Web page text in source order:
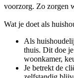
voorzorg. Zo zorgen
Wat je doet als
Als
thuis. Dit doe
woonkamer,
Je betrekt de